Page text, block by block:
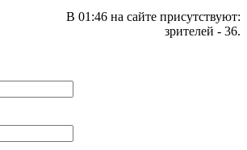
В 01:46 на сайте присутствуют:
зрителей - 36.